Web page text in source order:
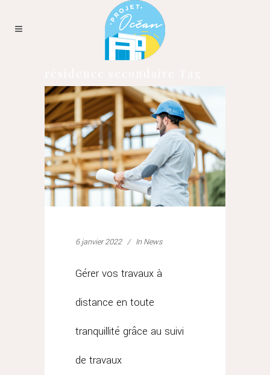
6 janvier 2022 In News
Gérer vos travaux à
distance en toute
tranquillité grâce au suivi
de travaux